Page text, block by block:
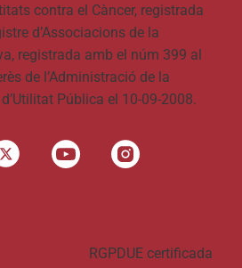
contra el Càncer, registrada
d’Associacions de la
registrada amb el núm 399 al
de l’Administració de la
Pública el 10-09-2008.
RGPDUE certificada